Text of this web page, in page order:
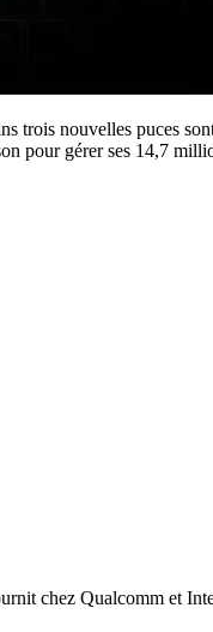
trois nouvelles puces
pour gérer ses 14,7
chez Qualcomm et